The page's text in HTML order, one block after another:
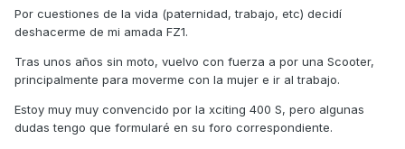
Por cuestiones de la vida (paternidad, trabajo, etc) decidí
deshacerme de mi amada FZ1.
Tras unos años sin moto, vuelvo con fuerza a por una Scooter,
principalmente para moverme con la mujer e ir al trabajo.
Estoy muy muy convencido por la xciting 400 S, pero algunas
dudas tengo que formularé en su foro correspondiente.